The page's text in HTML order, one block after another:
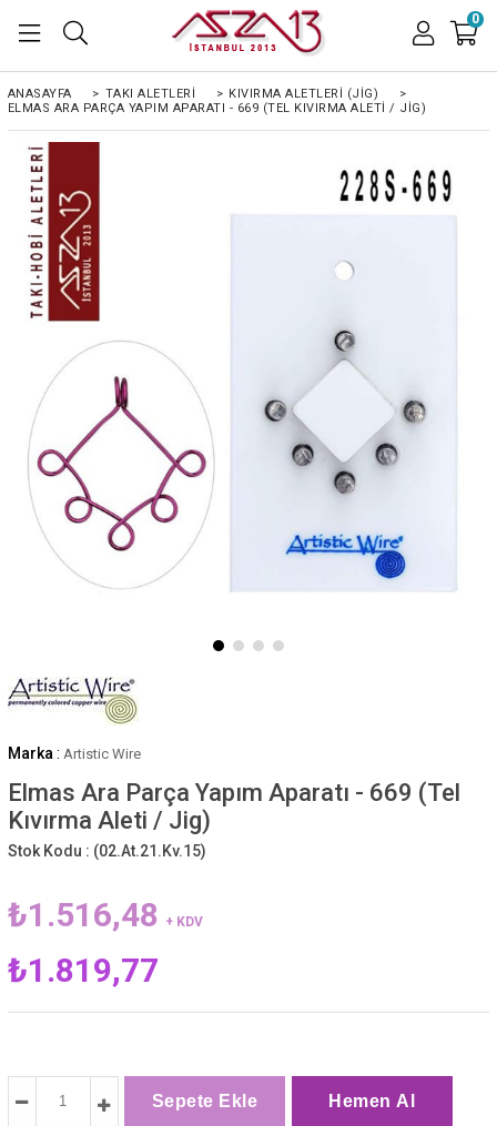
0
ANASAYFA > TAKI ALETLERİ > KIVIRMA ALETLERI (JIG)
>
ELMAS ARA PARÇA YAPIM APARATI - 669 (TEL KIVIRMA ALETI / JIG)
Marka : Artistic Wire
Elmas Ara Parça Yapım Aparatı - 669 (Tel
Kıvırma Aleti / Jig)
Stok Kodu : (02.At.21.Kv.15)
₺1.516,48 + KDV
₺1.819,77